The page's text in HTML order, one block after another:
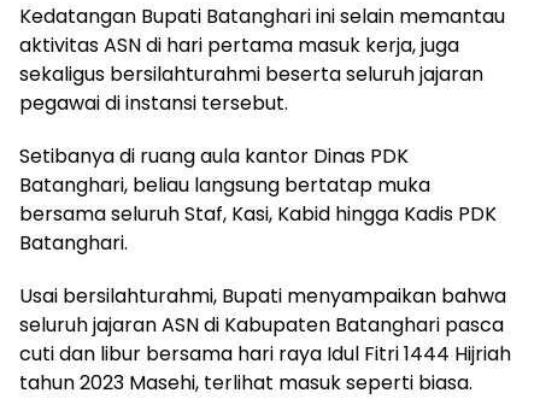
Kedatangan Bupati Batanghari ini selain memantau
aktivitas ASN di hari pertama masuk kerja, juga
sekaligus bersilahturahmi beserta seluruh jajaran
pegawai di instansi tersebut.
Setibanya di ruang aula kantor Dinas PDK
Batanghari, beliau langsung bertatap muka
bersama seluruh Staf, Kasi, Kabid hingga Kadis PDK
Batanghari.
Usai bersilahturahmi, Bupati menyampaikan bahwa
seluruh jajaran ASN di Kabupaten Batanghari pasca
cuti dan libur bersama hari raya Idul Fitri 1444 Hijriah
tahun 2023 Masehi, terlihat masuk seperti biasa.